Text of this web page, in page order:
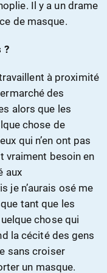
Il y a un drame
de masque.
?
à proximité
des
alors que les
chose de
qui n’en ont pas
vraiment besoin en
aux
je n’aurais osé me
tant que les
chose qui
la cécité des gens
sans croiser
un masque.